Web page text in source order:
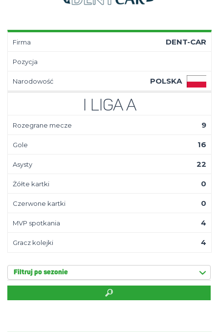
Firma DENT-CAR
Pozycja
Narodowość POLSKA
I Liga A
Rozegrane mecze 9
Gole 16
Asysty 22
Żółte kartki 0
Czerwone kartki 0
MVP spotkania 4
Gracz kolejki 4
Filtruj po sezonie